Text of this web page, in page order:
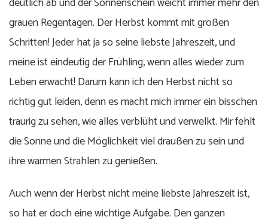
grauen Regentagen. Der Herbst kommt mit großen
Schritten! Jeder hat ja so seine liebste Jahreszeit, und
meine ist eindeutig der Frühling, wenn alles wieder zum
Leben erwacht! Darum kann ich den Herbst nicht so
richtig gut leiden, denn es macht mich immer ein bisschen
traurig zu sehen, wie alles verblüht und verwelkt. Mir fehlt
die Sonne und die Möglichkeit viel draußen zu sein und
ihre warmen Strahlen zu genießen.
Auch wenn der Herbst nicht meine liebste Jahreszeit ist,
so hat er doch eine wichtige Aufgabe. Den ganzen